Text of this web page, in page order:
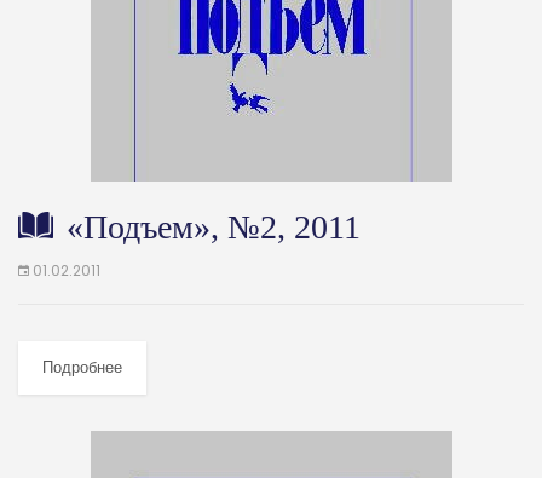
«Подъем», №2, 2011
01.02.2011
Подробнее